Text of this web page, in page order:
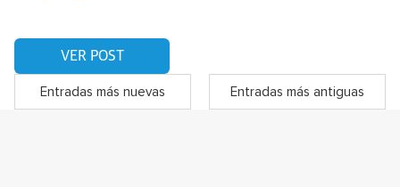
VER POST
Entradas más nuevas Entradas más antiguas